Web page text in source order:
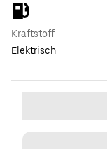
Kraftstoff
Elektrisch